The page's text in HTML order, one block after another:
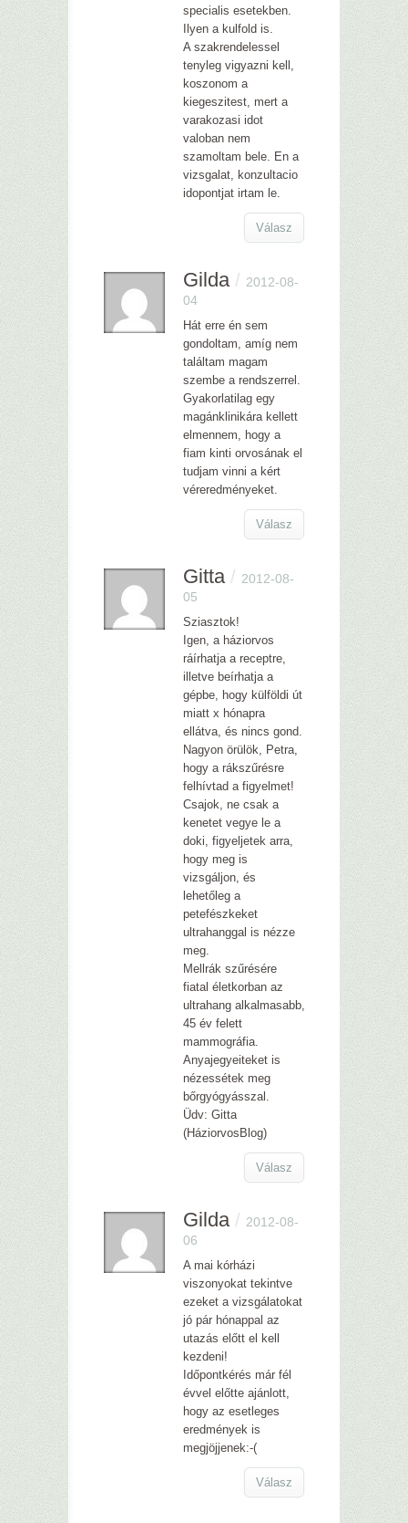
specialis esetekben.
Ilyen a kulfold is.
A szakrendelessel
tenyleg vigyazni kell,
koszonom a
kiegeszitest, mert a
varakozasi idot
valoban nem
szamoltam bele. En a
vizsgalat, konzultacio
idopontjat irtam le.
Válasz
Gilda / 2012-08-
04
Hát erre én sem
gondoltam, amíg nem
találtam magam
szembe a rendszerrel.
Gyakorlatilag egy
magánklinikára kellett
elmennem, hogy a
fiam kinti orvosának el
tudjam vinni a kért
véreredményeket.
Válasz
Gitta / 2012-08-
05
Sziasztok!
Igen, a háziorvos
ráírhatja a receptre,
illetve beírhatja a
gépbe, hogy külföldi út
miatt x hónapra
ellátva, és nincs gond.
Nagyon örülök, Petra,
hogy a rákszűrésre
felhívtad a figyelmet!
Csajok, ne csak a
kenetet vegye le a
doki, figyeljetek arra,
hogy meg is
vizsgáljon, és
lehetőleg a
petefészkeket
ultrahanggal is nézze
meg.
Mellrák szűrésére
fiatal életkorban az
ultrahang alkalmasabb,
45 év felett
mammográfia.
Anyajegyeiteket is
nézessétek meg
bőrgyógyásszal.
Üdv: Gitta
(HáziorvosBlog)
Válasz
Gilda / 2012-08-
06
A mai kórházi
viszonyokat tekintve
ezeket a vizsgálatokat
jó pár hónappal az
utazás előtt el kell
kezdeni!
Időpontkérés már fél
évvel előtte ajánlott,
hogy az esetleges
eredmények is
megjöjjenek:-(
Válasz